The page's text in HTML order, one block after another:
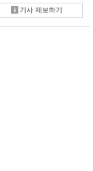
기사 제보하기